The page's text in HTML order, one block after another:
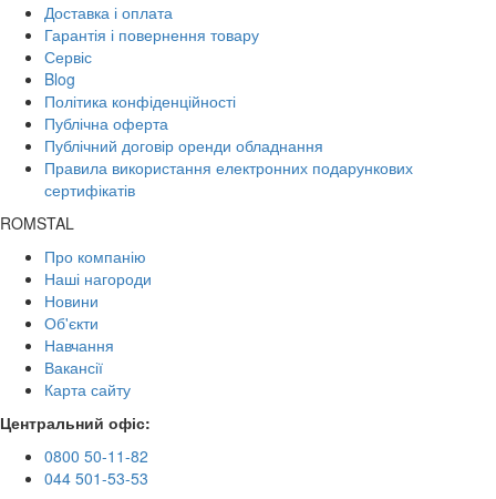
Доставка і оплата
Гарантія і повернення товару
Сервіс
Blog
Політика конфіденційності
Публічна оферта
Публічний договір оренди обладнання
Правила використання електронних подарункових
сертифікатів
ROMSTAL
Про компанію
Наші нагороди
Новини
Об'єкти
Навчання
Вакансії
Карта сайту
Центральний офіс:
0800 50-11-82
044 501-53-53